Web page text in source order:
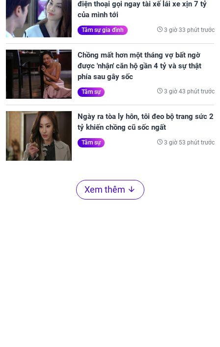
điện thoại gọi ngay tài xế lái xe xịn 7 tỷ
của mình tới
Tâm sự gia đình 3 giờ 33 phút trước
Chồng mất hơn một tháng vợ bất ngờ
được 'nhận' căn hộ gần 4 tỷ và sự thật
phía sau gây sốc
Tâm sự 3 giờ 43 phút trước
Ngày ra tòa ly hôn, tôi đeo bộ trang sức 2
tỷ khiến chồng cũ sốc ngất
Tâm sự 3 giờ 53 phút trước
Xem thêm